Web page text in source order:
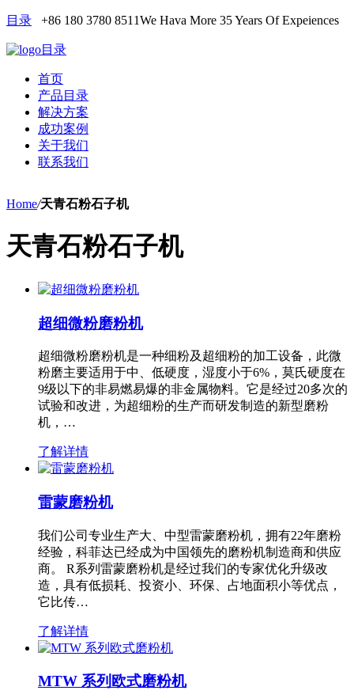
目录 +86 180 3780 8511We Hava More 35 Years Of Expeiences
目录
首页
产品目录
解决方案
成功案例
关于我们
联系我们
Home/天青石粉石子机
天青石粉石子机
超细微粉磨粉机
超细微粉磨粉机是一种细粉及超细粉的加工设备，此微
粉磨主要适用于中、低硬度，湿度小于6%，莫氏硬度在
9级以下的非易燃易爆的非金属物料。它是经过20多次的
试验和改进，为超细粉的生产而研发制造的新型磨粉
机，…
了解详情
雷蒙磨粉机
我们公司专业生产大、中型雷蒙磨粉机，拥有22年磨粉
经验，科菲达已经成为中国领先的磨粉机制造商和供应
商。 R系列雷蒙磨粉机是经过我们的专家优化升级改
造，具有低损耗、投资小、环保、占地面积小等优点，
它比传…
了解详情
MTW 系列欧式磨粉机